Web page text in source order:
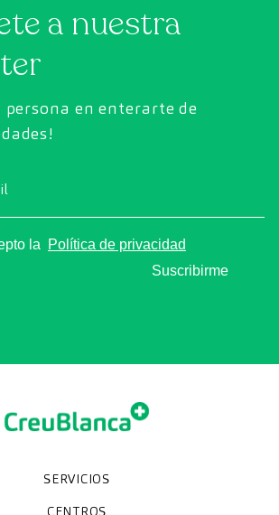
a nuestra
persona en enterarte de
la
Política de privacidad
Suscribirme
SERVICIOS
CENTROS